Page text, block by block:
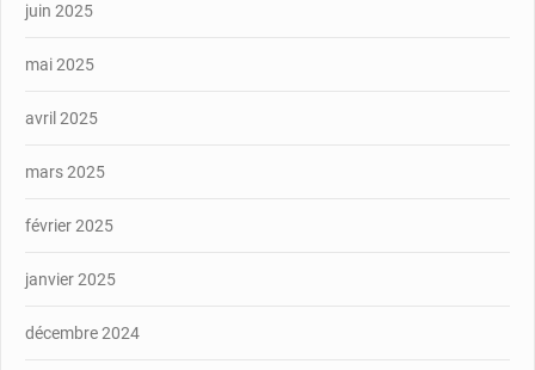
juin 2025
mai 2025
avril 2025
mars 2025
février 2025
janvier 2025
décembre 2024